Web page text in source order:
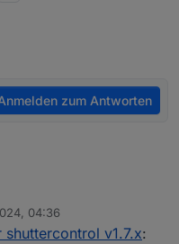
zum Antworten
Sinn. Ich benötige aber
drei Bereiche. Lässt sich
Astro-Steuerung, da ich
04:36
shuttercontrol v1.7.x: